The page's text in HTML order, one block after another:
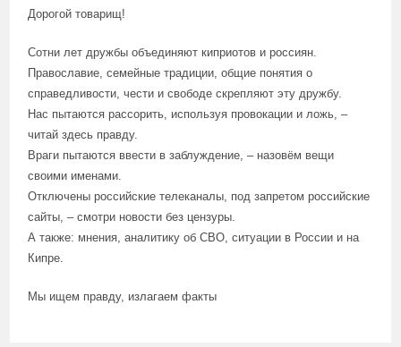
Дорогой товарищ!
Сотни лет дружбы объединяют киприотов и россиян.
Православие, семейные традиции, общие понятия о
справедливости, чести и свободе скрепляют эту дружбу.
Нас пытаются рассорить, используя провокации и ложь, –
читай здесь правду.
Враги пытаются ввести в заблуждение, – назовём вещи
своими именами.
Отключены российские телеканалы, под запретом российские
сайты, – смотри новости без цензуры.
А также: мнения, аналитику об СВО, ситуации в России и на
Кипре.
Мы ищем правду, излагаем факты